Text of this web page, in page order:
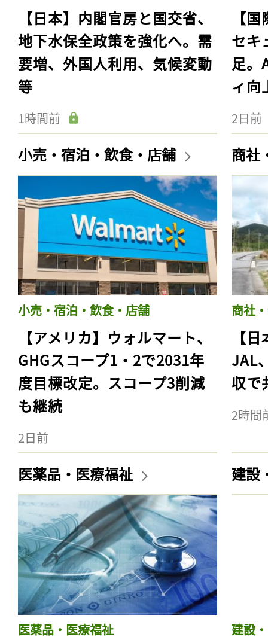
【日本】内閣官房と国交省、
地下水保全政策を強化へ。需
要増、外国人利用、気候変動
等
1時間前
【
セキ
足。
ィ向
2日前
小売・宿泊・飲食・店舗
小売・宿泊・飲食・店舗
【アメリカ】ウォルマート、
GHGスコープ1・2で2031年
度目標改定。スコープ3削減
も継続
2日前
商社
商社
【
JAL
収で
2時間
医薬品・医療福祉
医薬品・医療福祉
建設
建設